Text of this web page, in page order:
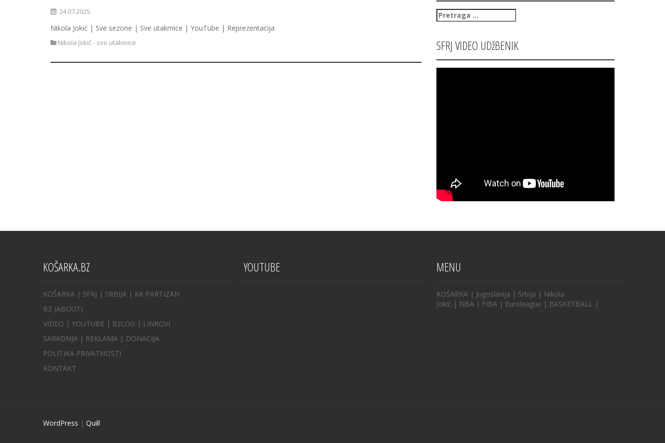
24.07.2025.
Nikola Jokić | Sve sezone | Sve utakmice | YouTube | Reprezentacija
Nikola Jokić - sve utakmice
Pretraga
za:
SFRJ VIDEO UDžBENIK
KOŠARKA.BZ
KOŠARKA | SFRJ | SRBIJA | KK PARTIZAN
BZ (ABOUT)
VIDEO | YOUTUBE | BzLOG | LINKOVI
SARADNJA | REKLAMA | DONACIJA
POLITIKA PRIVATNOSTI
KONTAKT
YOUTUBE MENU
KOŠARKA | Jugoslavija | Srbija | Nikola
Jokić | NBA | FIBA | Euroleague | BASKETBALL |
WordPress | Quill